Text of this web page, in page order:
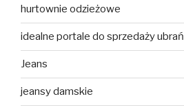
hurtownie odzieżowe
idealne portale do sprzedaży ubrań
Jeans
jeansy damskie